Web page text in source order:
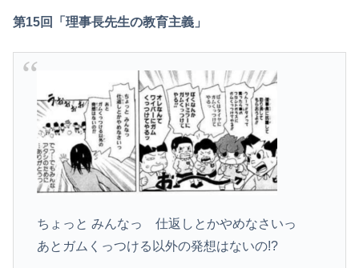
第15回「理事長先生の教育主義」
ちょっと みんなっ 仕返しとかやめなさいっ
あとガムくっつける以外の発想はないの!?